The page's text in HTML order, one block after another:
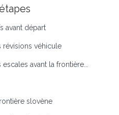
avant départ
révisions véhicule
escales avant la frontière...
slovène